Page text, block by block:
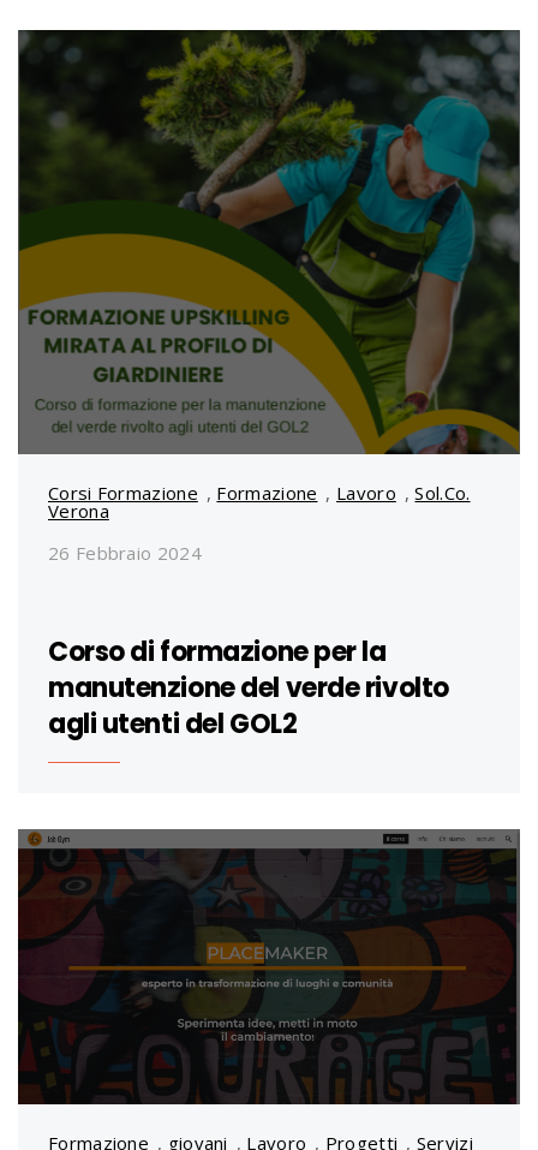
Corsi Formazione , Formazione , Lavoro ,Sol.Co.
Verona
26 Febbraio 2024
Corso di formazione per la
manutenzione del verde rivolto
agli utenti del GOL2
Formazione , giovani , Lavoro , Progetti , Servizi